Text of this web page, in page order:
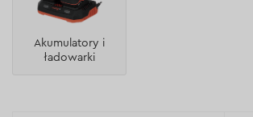
Akumulatory i
ładowarki